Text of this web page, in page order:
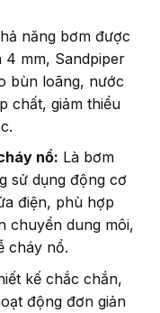
năng bơm được
mm, Sandpiper
bùn loãng, nước
chất, giảm thiểu
nổ: Là bơm
sử dụng động cơ
điện, phù hợp
chuyển dung môi,
cháy nổ.
kế chắc chắn,
động đơn giản